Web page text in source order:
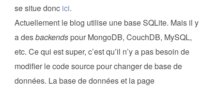
se situe donc ici.
Actuellement le blog utilise une base SQLite. Mais il y
a desbackends pour MongoDB, CouchDB, MySQL,
etc. Ce qui est super, c’est qu’il n’y a pas besoin de
modifier le code source pour changer de base de
données. La base de données et la page